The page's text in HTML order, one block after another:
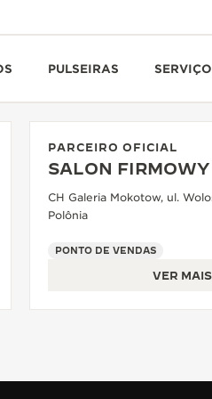
PULSEIRAS
PARCEIRO OFICIAL
SALON
CH Galeria Mokotow, ul.
Polônia
PONTO DE VENDAS
VER MAIS